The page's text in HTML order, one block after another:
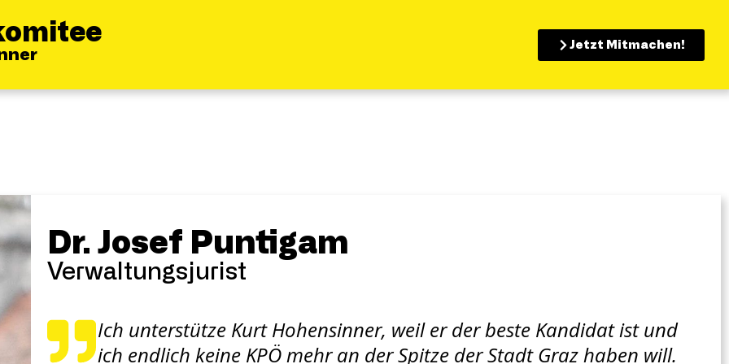
Jetzt Mitmachen!
Dr. Josef Puntigam
Verwaltungsjurist
Ich unterstütze Kurt Hohensinner, weil er der beste Kandidat ist und
ich endlich keine KPÖ mehr an der Spitze der Stadt Graz haben will.